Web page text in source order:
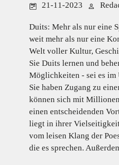
21-11-2023
Duits: Mehr als nur eine
weit mehr als nur eine
Welt voller Kultur,
Sie Duits lernen und
Möglichkeiten - sei es im
Sie haben Zugang zu
können sich mit
einen entscheidenden
liegt in ihrer
vom leisen Klang der
die es sprechen.